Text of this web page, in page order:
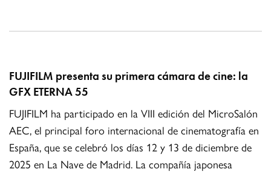
FUJIFILM presenta su primera cámara de cine: la
GFX ETERNA 55
FUJIFILM ha participado en la VIII edición del MicroSalón
AEC, el principal foro internacional de cinematografía en
España, que se celebró los días 12 y 13 de diciembre de
2025 en La Nave de Madrid. La compañía japonesa